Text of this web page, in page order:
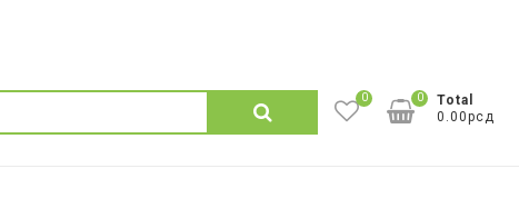
Претрага
0
Total
0.00рсд
0